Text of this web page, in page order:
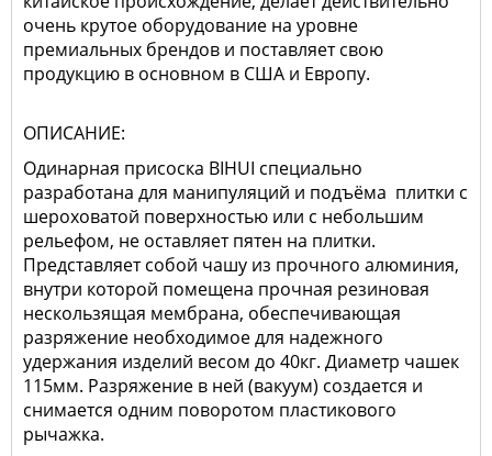
очень крутое оборудование на уровне
премиальных брендов и поставляет свою
продукцию в основном в США и Европу.
ОПИСАНИЕ:
Одинарная присоска BIHUI специально
разработана для манипуляций и подъёма плитки с
шероховатой поверхностью или с небольшим
рельефом, не оставляет пятен на плитки.
Представляет собой чашу из прочного алюминия,
внутри которой помещена прочная резиновая
нескользящая мембрана, обеспечивающая
разряжение необходимое для надежного
удержания изделий весом до 40кг. Диаметр чашек
115мм. Разряжение в ней (вакуум) создается и
снимается одним поворотом пластикового
рычажка.